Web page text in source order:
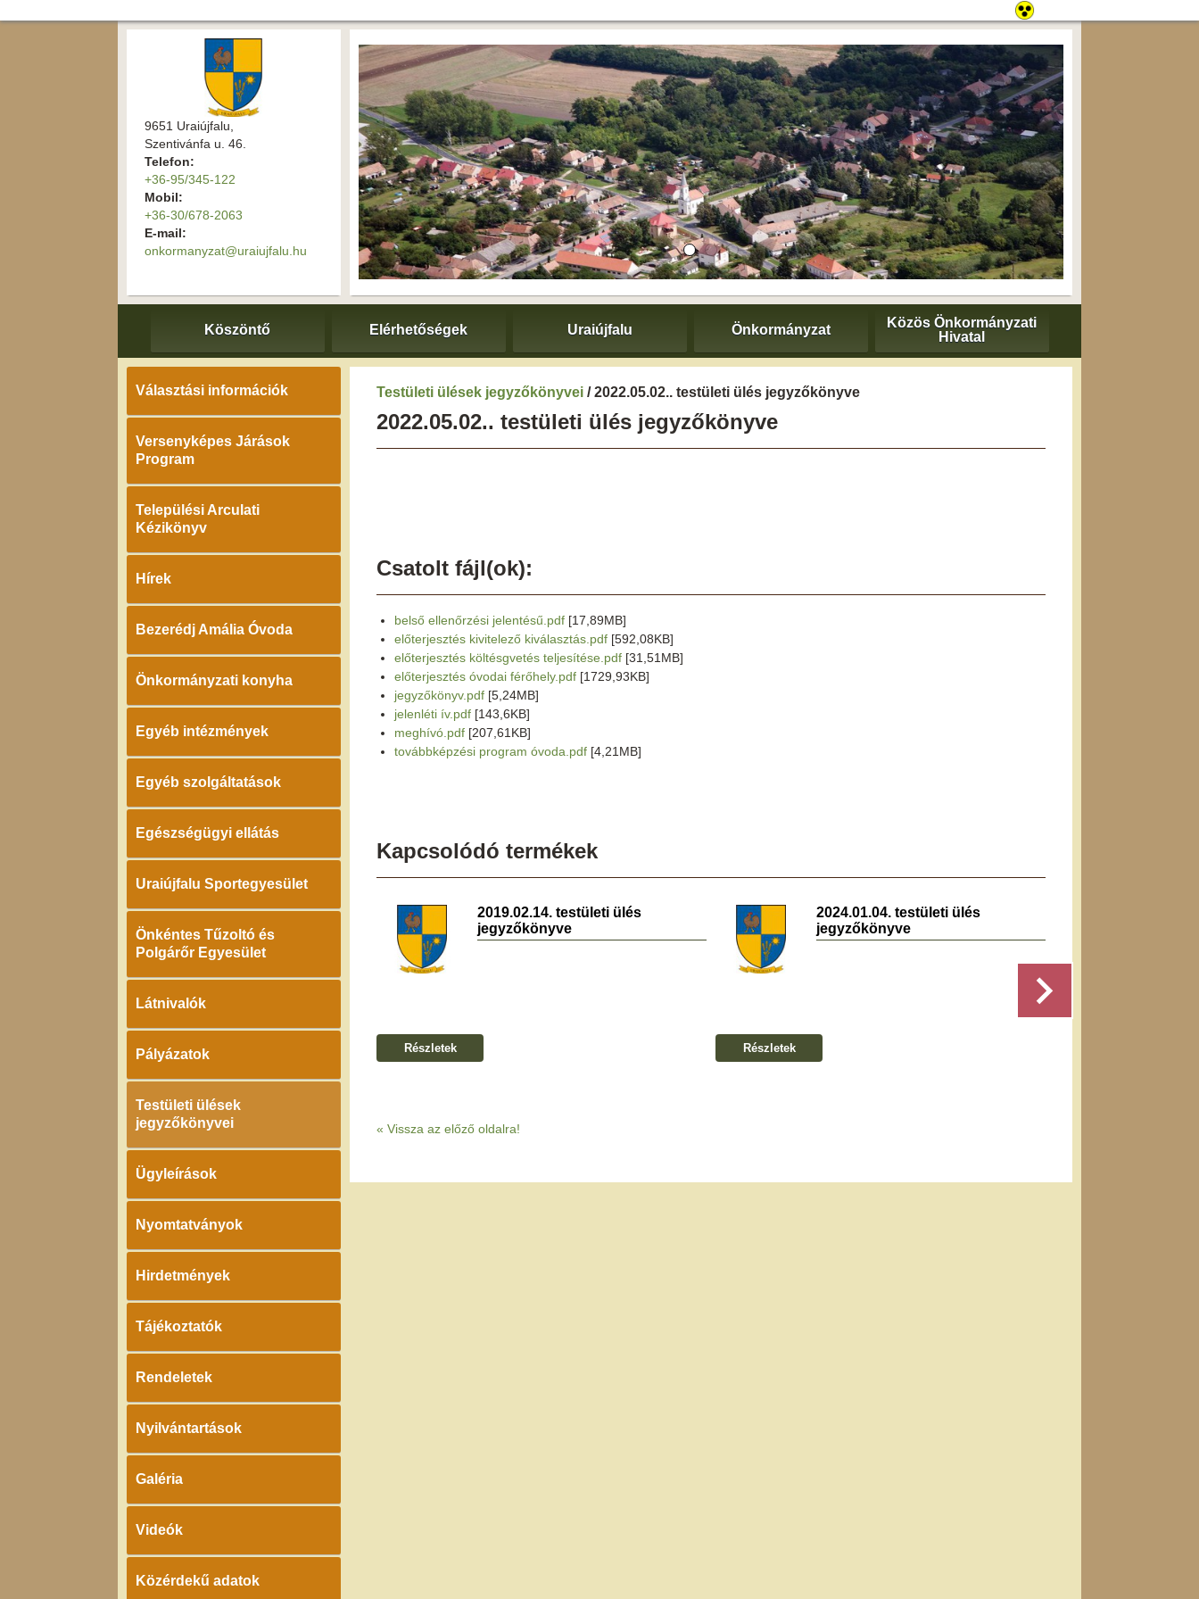
9651 Uraiújfalu,
Szentivánfa u. 46.
Telefon:
+36-95/345-122
Mobil:
+36-30/678-2063
E-mail:
onkormanyzat@uraiujfalu.hu
Köszöntő Elérhetőségek Uraiújfalu Önkormányzat
Közös Önkormányzati
Hivatal
Választási információk
Versenyképes Járások
Program
Települési Arculati
Kézikönyv
Hírek
Bezerédj Amália Óvoda
Önkormányzati konyha
Egyéb intézmények
Egyéb szolgáltatások
Egészségügyi ellátás
Uraiújfalu Sportegyesület
Önkéntes Tűzoltó és
Polgárőr Egyesület
Látnivalók
Pályázatok
Testületi ülések
jegyzőkönyvei
Ügyleírások
Nyomtatványok
Hirdetmények
Tájékoztatók
Rendeletek
Nyilvántartások
Galéria
Videók
Közérdekű adatok
Testületi ülések jegyzőkönyvei / 2022.05.02.. testületi ülés jegyzőkönyve
2022.05.02.. testületi ülés jegyzőkönyve
Csatolt fájl(ok):
belső ellenőrzési jelentésű.pdf [17,89MB]
előterjesztés kivitelező kiválasztás.pdf [592,08KB]
előterjesztés költésgvetés teljesítése.pdf [31,51MB]
előterjesztés óvodai férőhely.pdf [1729,93KB]
jegyzőkönyv.pdf [5,24MB]
jelenléti ív.pdf [143,6KB]
meghívó.pdf [207,61KB]
továbbképzési program óvoda.pdf [4,21MB]
Kapcsolódó termékek
2019.02.14. testületi ülés
jegyzőkönyve
Részletek
2024.01.04. testületi ülés
jegyzőkönyve
Részletek
« Vissza az előző oldalra!